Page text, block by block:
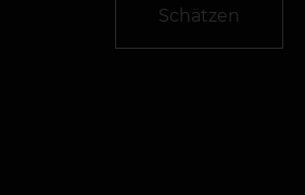
Schätzen